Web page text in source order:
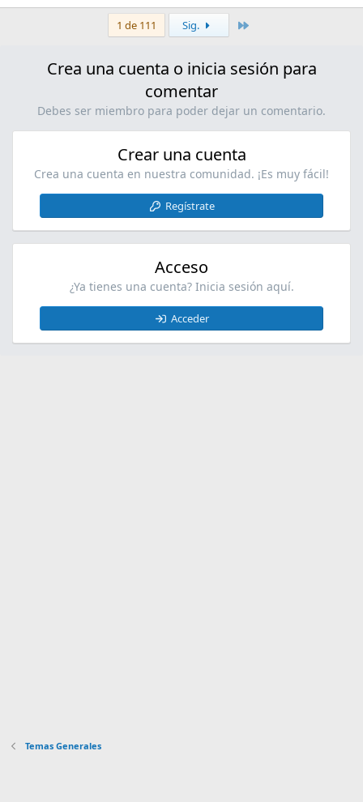
a
1 de 111 Sig.
Crea una cuenta o inicia sesión para
comentar
Debes ser miembro para poder dejar un comentario.
Crear una cuenta
Crea una cuenta en nuestra comunidad. ¡Es muy fácil!
Regístrate
Acceso
¿Ya tienes una cuenta? Inicia sesión aquí.
Acceder
Temas Generales